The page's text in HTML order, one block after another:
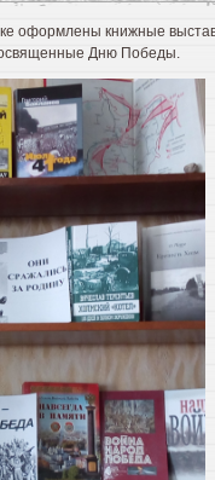
оформлены книжные
Дню Победы.